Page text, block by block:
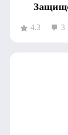
4.3 3